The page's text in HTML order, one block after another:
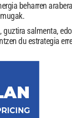
beharren
salmenta,
du estrategia